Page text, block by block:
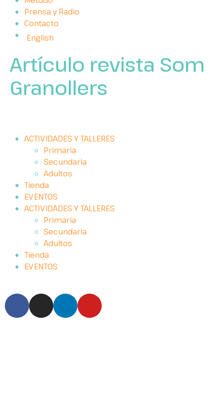
Prensa y Radio
Contacto
English
Artículo revista Som
Granollers
ACTIVIDADES Y TALLERES
Primaria
Secundaria
Adultos
Tienda
EVENTOS
ACTIVIDADES Y TALLERES
Primaria
Secundaria
Adultos
Tienda
EVENTOS